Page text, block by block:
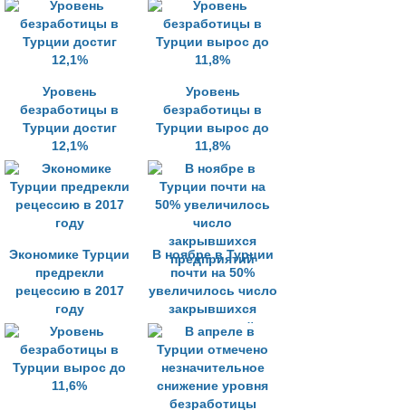
Уровень
безработицы в
Турции достиг
12,1%
Уровень
безработицы в
Турции вырос до
11,8%
Экономике Турции
предрекли
рецессию в 2017
году
В ноябре в Турции
почти на 50%
увеличилось число
закрывшихся
предприятий